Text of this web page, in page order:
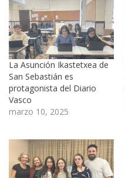
La Asunción Ikastetxea de
San Sebastián es
protagonista del Diario
Vasco
marzo 10, 2025